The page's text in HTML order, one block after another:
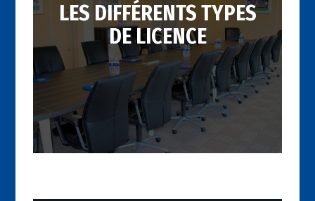
LES DIFFÉRENTS TYPES
DE LICENCE